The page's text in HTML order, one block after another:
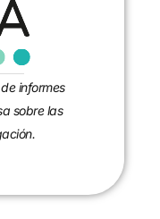
informes
sobre las